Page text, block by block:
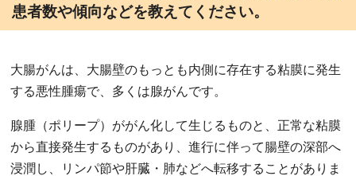
患者数や傾向などを教えてください。
大腸がんは、大腸壁のもっとも内側に存在する粘膜に発生
する悪性腫瘍で、多くは腺がんです。
腺腫（ポリープ）ががん化して生じるものと、正常な粘膜
から直接発生するものがあり、進行に伴って腸壁の深部へ
浸潤し、リンパ節や肝臓・肺などへ転移することがありま